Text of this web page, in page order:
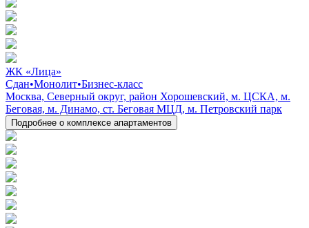
ЖК «Лица»
Сдан•Монолит•Бизнес-класс
Москва, Северный округ, район Хорошевский, м. ЦСКА, м.
Беговая, м. Динамо, ст. Беговая МЦД, м. Петровский парк
Подробнее о комплексе апартаментов